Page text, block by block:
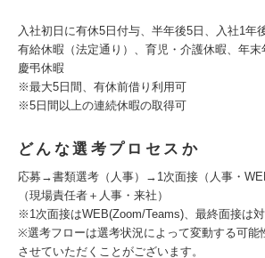
入社初日に有休5日付与、半年後5日、入社1年
有給休暇（法定通り）、育児・介護休暇、年末
慶弔休暇
※最大5日間、有休前借り利用可
※5日間以上の連続休暇の取得可
どんな選考プロセスか
応募→書類選考（人事）→1次面接（人事・
（現場責任者＋人事・来社）
※1次面接はWEB(Zoom/Teams)、最終面接は対
※選考フローは選考状況によって変動する可能
させていただくことがございます。